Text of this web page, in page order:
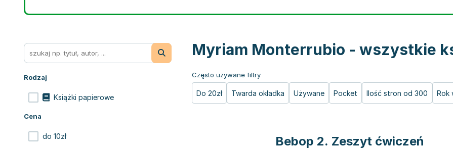
Rodzaj
Książki papierowe
Cena
do 10zł
Myriam Monterrubio - wszystkie
Często używane filtry
Do 20zł Twarda okładka Używane Pocket Ilość stron od 300 Rok
Bebop 2. Zeszyt ćwiczeń